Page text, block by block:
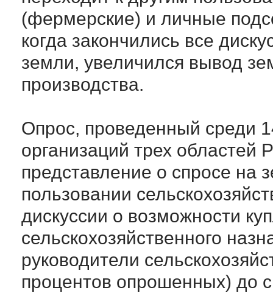
(фермерские) и личные
когда закончились все
земли, увеличился вывод
производства.
Опрос, проведенный среди
организаций трех областей
представление о спросе на
пользовании
дискуссии о возможности
сельскохозяйственного
руководители
процентов опрошенных) до